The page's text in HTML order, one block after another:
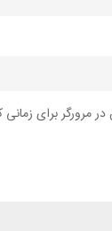
مرورگر برای